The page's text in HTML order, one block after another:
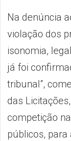
Na denúncia
violação dos
isonomia,
já foi
tribunal”,
das
competição
públicos,